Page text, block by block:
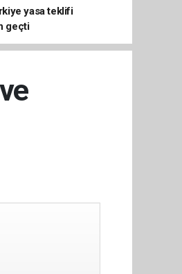
yasa teklifi
geçti